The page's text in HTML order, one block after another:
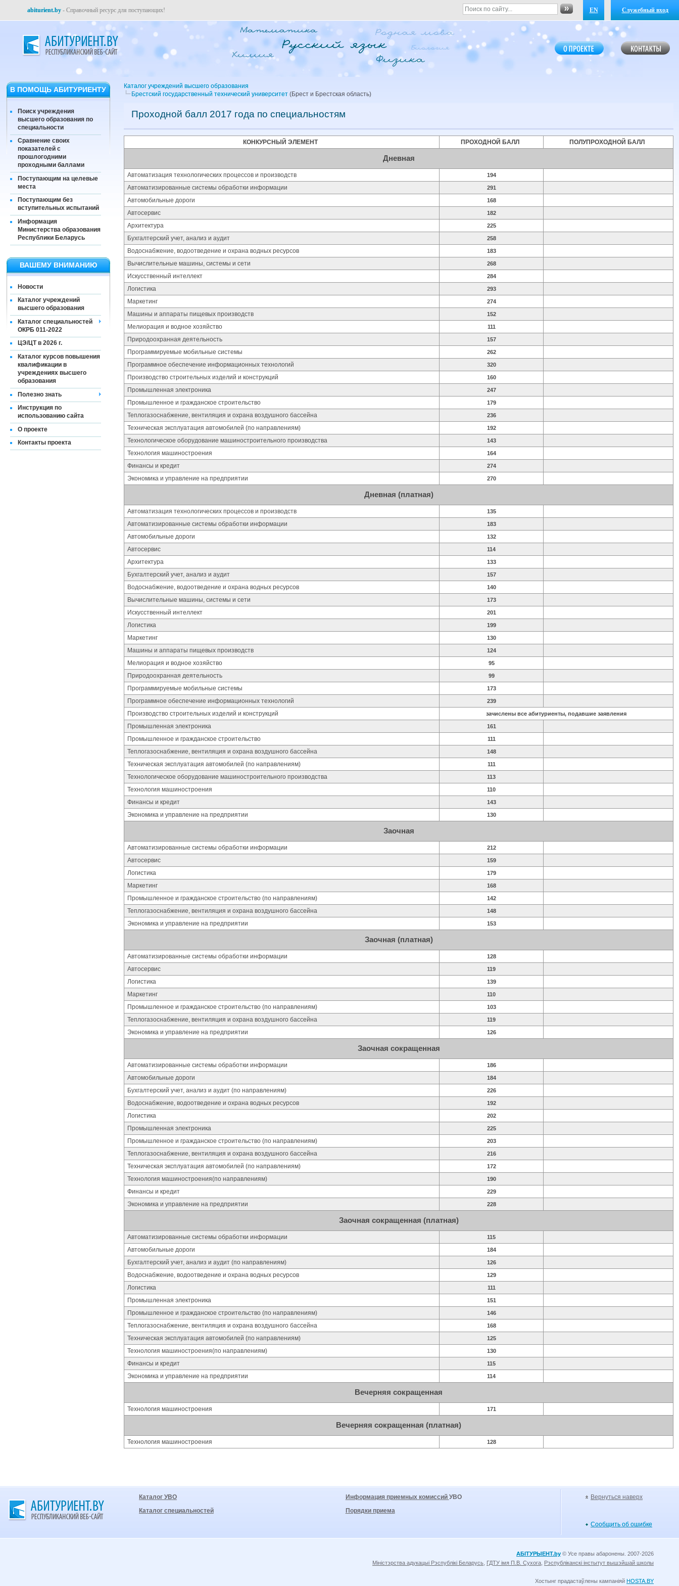
EN Служебный вход
abiturient.by - Справочный ресурс для поступающих!
В ПОМОЩЬ АБИТУРИЕНТУ
Поиск учреждения
высшего образования по
специальности
Сравнение своих
показателей с
прошлогодними
проходными баллами
Поступающим на целевые
места
Поступающим без
вступительных испытаний
Информация
Министерства образования
Республики Беларусь
ВАШЕМУ ВНИМАНИЮ
Новости
Каталог учреждений
высшего образования
Каталог специальностей
ОКРБ 011-2022
ЦЭ/ЦТ в 2026 г.
Каталог курсов повышения
квалификации в
учреждениях высшего
образования
Полезно знать
Инструкция по
использованию сайта
О проекте
Контакты проекта
Каталог учреждений высшего образования
Брестский государственный технический университет (Брест и Брестская область)
Проходной балл 2017 года по специальностям
КОНКУРСНЫЙ ЭЛЕМЕНТ ПРОХОДНОЙ БАЛЛ ПОЛУПРОХОДНОЙ БАЛЛ
Дневная
Автоматизация технологических процессов и производств 194
Автоматизированные системы обработки информации 291
Автомобильные дороги 168
Автосервис 182
Архитектура 225
Бухгалтерский учет, анализ и аудит 258
Водоснабжение, водоотведение и охрана водных ресурсов 183
Вычислительные машины, системы и сети 268
Искусственный интеллект 284
Логистика 293
Маркетинг 274
Машины и аппараты пищевых производств 152
Мелиорация и водное хозяйство 111
Природоохранная деятельность 157
Программируемые мобильные системы 262
Программное обеспечение информационных технологий 320
Производство строительных изделий и конструкций 160
Промышленная электроника 247
Промышленное и гражданское строительство 179
Теплогазоснабжение, вентиляция и охрана воздушного бассейна 236
Техническая эксплуатация автомобилей (по направлениям) 192
Технологическое оборудование машиностроительного производства 143
Технология машиностроения 164
Финансы и кредит 274
Экономика и управление на предприятии 270
Дневная (платная)
Автоматизация технологических процессов и производств 135
Автоматизированные системы обработки информации 183
Автомобильные дороги 132
Автосервис 114
Архитектура 133
Бухгалтерский учет, анализ и аудит 157
Водоснабжение, водоотведение и охрана водных ресурсов 140
Вычислительные машины, системы и сети 173
Искусственный интеллект 201
Логистика 199
Маркетинг 130
Машины и аппараты пищевых производств 124
Мелиорация и водное хозяйство 95
Природоохранная деятельность 99
Программируемые мобильные системы 173
Программное обеспечение информационных технологий 239
Производство строительных изделий и конструкций зачислены все абитуриенты, подавшие заявления
Промышленная электроника 161
Промышленное и гражданское строительство 111
Теплогазоснабжение, вентиляция и охрана воздушного бассейна 148
Техническая эксплуатация автомобилей (по направлениям) 111
Технологическое оборудование машиностроительного производства 113
Технология машиностроения 110
Финансы и кредит 143
Экономика и управление на предприятии 130
Заочная
Автоматизированные системы обработки информации 212
Автосервис 159
Логистика 179
Маркетинг 168
Промышленное и гражданское строительство (по направлениям) 142
Теплогазоснабжение, вентиляция и охрана воздушного бассейна 148
Экономика и управление на предприятии 153
Заочная (платная)
Автоматизированные системы обработки информации 128
Автосервис 119
Логистика 139
Маркетинг 110
Промышленное и гражданское строительство (по направлениям) 103
Теплогазоснабжение, вентиляция и охрана воздушного бассейна 119
Экономика и управление на предприятии 126
Заочная сокращенная
Автоматизированные системы обработки информации 186
Автомобильные дороги 184
Бухгалтерский учет, анализ и аудит (по направлениям) 226
Водоснабжение, водоотведение и охрана водных ресурсов 192
Логистика 202
Промышленная электроника 225
Промышленное и гражданское строительство (по направлениям) 203
Теплогазоснабжение, вентиляция и охрана воздушного бассейна 216
Техническая эксплуатация автомобилей (по направлениям) 172
Технология машиностроения(по направлениям) 190
Финансы и кредит 229
Экономика и управление на предприятии 228
Заочная сокращенная (платная)
Автоматизированные системы обработки информации 115
Автомобильные дороги 184
Бухгалтерский учет, анализ и аудит (по направлениям) 126
Водоснабжение, водоотведение и охрана водных ресурсов 129
Логистика 111
Промышленная электроника 151
Промышленное и гражданское строительство (по направлениям) 146
Теплогазоснабжение, вентиляция и охрана воздушного бассейна 168
Техническая эксплуатация автомобилей (по направлениям) 125
Технология машиностроения(по направлениям) 130
Финансы и кредит 115
Экономика и управление на предприятии 114
Вечерняя сокращенная
Технология машиностроения 171
Вечерняя сокращенная (платная)
Технология машиностроения 128
Вернуться наверх
Сообщить об ошибке
Каталог УВО
Каталог специальностей
Информация приемных комиссий УВО
Порядки приема
АБІТУРЫЕНТ.by © Усе правы абаронены. 2007-2026
Міністэрства адукацыі Рэспублікі Беларусь ГДТУ імя П.В. Сухога Рэспубліканскі інстытут вышэйшай школы
Хостынг прадастаўлены кампаніяй HOSTA.BY